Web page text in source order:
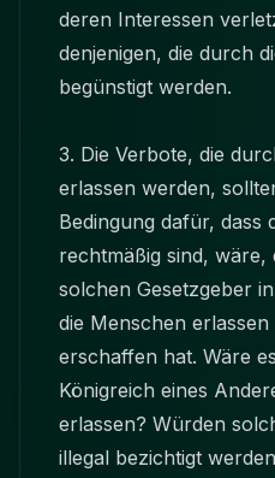
deren Interessen
denjenigen, die durch
begünstigt werden.
3. Die Verbote, die
erlassen werden,
Bedingung dafür, dass
rechtmäßig sind, wäre,
solchen Gesetzgeber
die Menschen
erschaffen hat. Wäre
Königreich eines
erlassen? Würden
illegal bezichtigt